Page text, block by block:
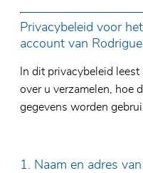
Certificaten
ABV
Privacybeleid voor
account van
In dit privacybeleid
over u verzamelen, hoe
gegevens worden
1. Naam en adres